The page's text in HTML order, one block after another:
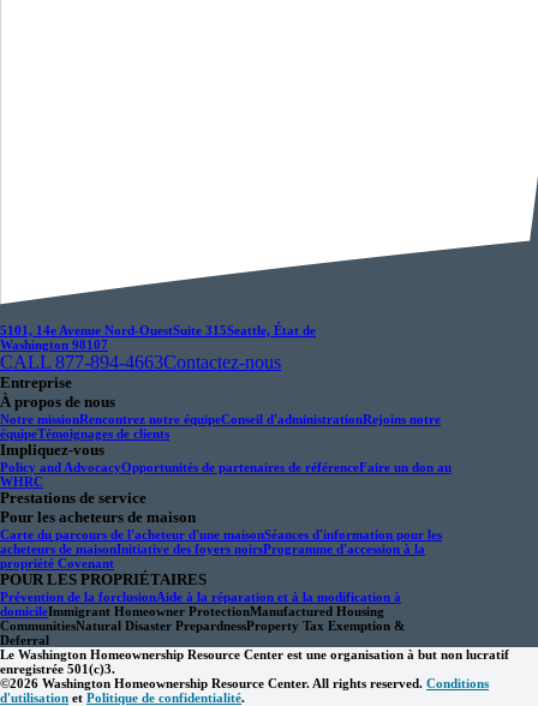
5101, 14e Avenue Nord-OuestSuite 315Seattle, État de
Washington 98107
CALL 877-894-4663Contactez-nous
Entreprise
À propos de nous
Notre missionRencontrez notre équipeConseil d'administrationRejoins notre
équipeTémoignages de clients
Impliquez-vous
Policy and AdvocacyOpportunités de partenaires de référenceFaire un don au
WHRC
Prestations de service
Pour les acheteurs de maison
Carte du parcours de l'acheteur d'une maisonSéances d'information pour les
acheteurs de maisonInitiative des foyers noirsProgramme d'accession à la
propriété Covenant
POUR LES PROPRIÉTAIRES
Prévention de la forclusionAide à la réparation et à la modification à
domicileImmigrant Homeowner ProtectionManufactured Housing
CommunitiesNatural Disaster PrepardnessProperty Tax Exemption &
Deferral
Le Washington Homeownership Resource Center est une organisation à but non lucratif
enregistrée 501(c)3.
©2026 Washington Homeownership Resource Center. All rights reserved. Conditions
d'utilisation et Politique de confidentialité.